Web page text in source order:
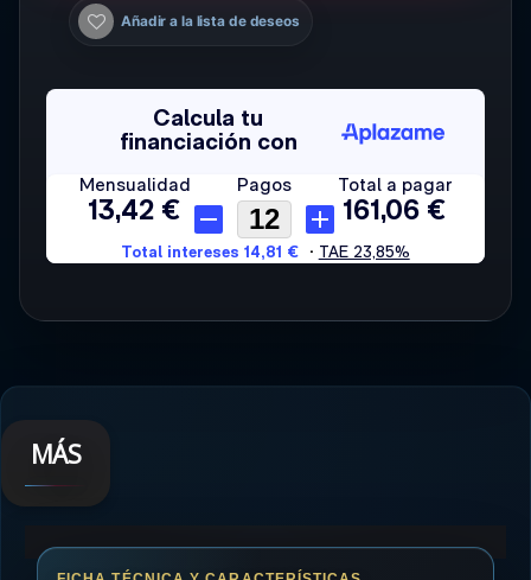
Añadir a la lista de deseos
MÁS